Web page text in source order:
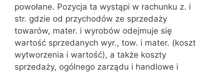
powołane. Pozycja ta wystąpi w rachunku z. i
str. gdzie od przychodów ze sprzedaży
towarów, mater. i wyrobów odejmuje się
wartość sprzedanych wyr., tow. i mater. (koszt
wytworzenia i wartość), a także koszty
sprzedaży, ogólnego zarządu i handlowe i